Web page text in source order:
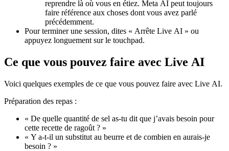
reprendre là où vous en étiez. Meta AI peut toujours
faire référence aux choses dont vous avez parlé
précédemment.
Pour terminer une session, dites « Arrête Live AI » ou
appuyez longuement sur le touchpad.
Ce que vous pouvez faire avec Live AI
Voici quelques exemples de ce que vous pouvez faire avec Live AI.
Préparation des repas :
« De quelle quantité de sel as-tu dit que j’avais besoin pour
cette recette de ragoût ? »
« Y a-t-il un substitut au beurre et de combien en aurais-je
besoin ? »